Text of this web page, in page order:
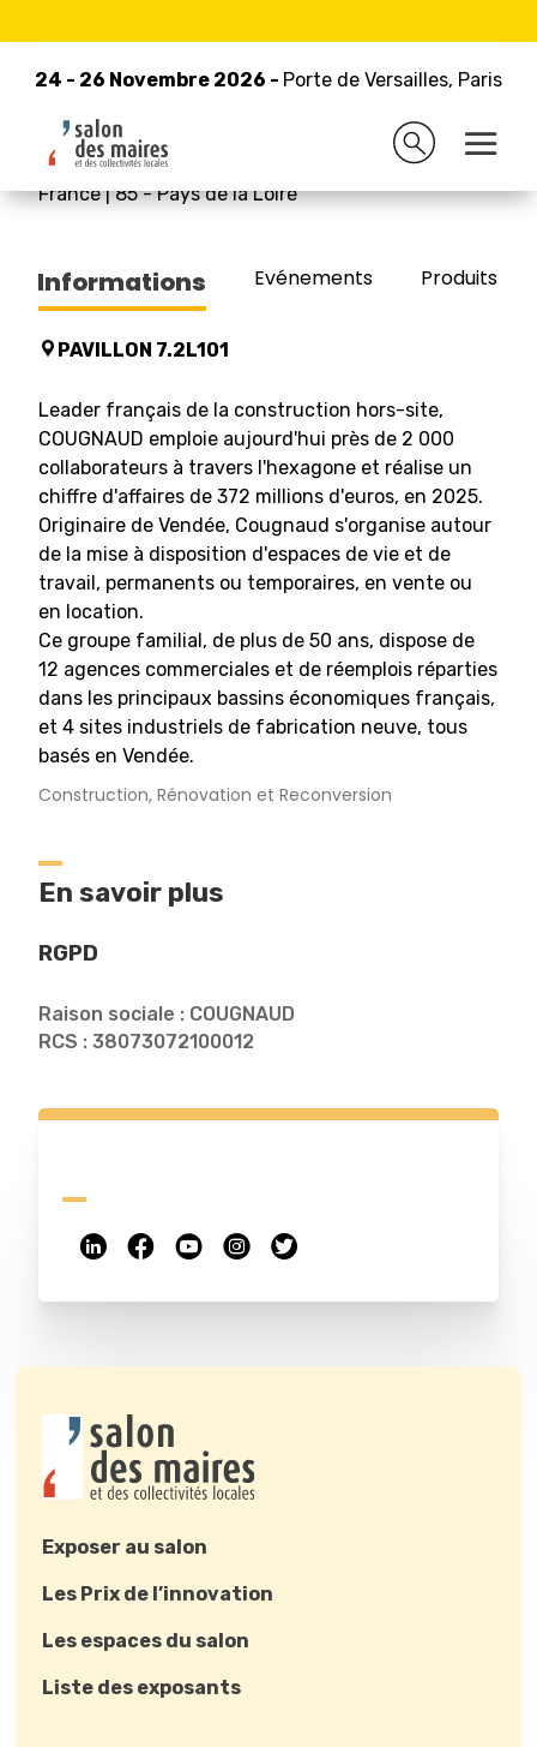
24 - 26 Novembre 2026 - Porte de Versailles, Paris
24 - 26 Novembre 2026 - Porte de Versailles, Paris
Retour à la liste des exposants
COUGNAUD
France|85-Pays de la Loire
Informations Evénements Produits/
PAVILLON 7.2L101
Leader français de la construction hors-site,
COUGNAUD emploie aujourd'hui près de 2 000
collaborateurs à travers l'hexagone et réalise un
chiffre d'affaires de 372 millions d'euros, en 2025.
Originaire de Vendée, Cougnaud s'organise autour
de la mise à disposition d'espaces de vie et de
travail, permanents ou temporaires, en vente ou
en location.
Ce groupe familial, de plus de 50 ans, dispose de
12 agences commerciales et de réemplois réparties
dans les principaux bassins économiques français,
et 4 sites industriels de fabrication neuve, tous
basés en Vendée.
Construction, Rénovation et Reconversion
En savoir plus
RGPD
Raison sociale : COUGNAUD
RCS : 38073072100012
Exposer au salon
Les Prix de l’innovation
Les espaces du salon
Liste des exposants